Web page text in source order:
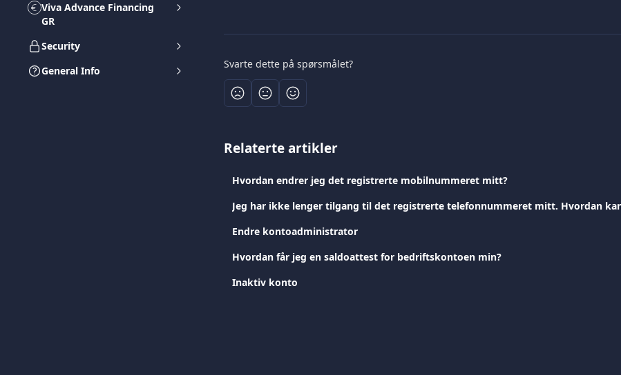
Viva Advance Financing
GR
Security
General Info
Svarte dette på spørsmålet?
Relaterte artikler
Hvordan endrer jeg det registrerte mobilnummeret mitt?
Endre kontoadministrator
Hvordan får jeg en saldoattest for bedriftskontoen min?
Inaktiv konto